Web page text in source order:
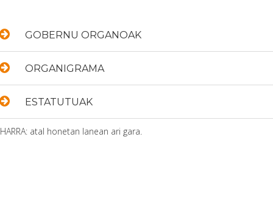
GOBERNU ORGANOAK
ORGANIGRAMA
ESTATUTUAK
atal honetan lanean ari gara.